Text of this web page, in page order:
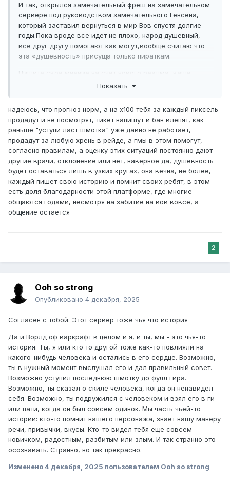
И так, открылся замечательный фреш на замечательном
сервере под руководством замечательного Генсена,
который заставил вернуться в мир Вов спустя долгие
годы.Пока вроде все идет не плохо, народ душевный,
все друг другу помогают как могут,вообще считаю что
эта «душевность» присуща только пираткам.
Пишите свое мнение на счет нового реалма, ваше
впечетление со старта и дальнейшие теории, прогнозы,
А так же хотелось бы выслушать мнение на счет тех, кто
пвешит на х100 - считается ли это отклонением по
здоровью? Или тех, кто играет 2с с друидами - они тоже
«особенные»?
Показать
надеюсь, что прогноз норм, а на х100 тебя за каждый пиксель
продадут и не посмотрят, тикет напишут и бан влепят, как
раньше "уступи ласт шмотка" уже давно не работает,
продадут за любую хрень в рейде, а гмы в этом помогут,
согласно правилам, а оценку этих ситуаций постоянно дают
другие врачи, отклонение или нет, наверное да, душевность
будет оставаться лишь в узких кругах, она вечна, не более,
каждый пишет свою историю и помнит своих ребят, в этом
есть доля благодарности этой платформе, где многие
общаются годами, несмотря на забитие на вов вовсе, а
общение остаётся
2
Ooh so strong
Опубликовано 4 декабря, 2025
Согласен с тобой. Этот сервер тоже чья что история
Да и Ворлд оф варкрафт в целом и я, и ты, мы - это чья-то
история. Ты, я или кто то другой тоже как-то повлияли на
какого-нибудь человека и остались в его сердце. Возможно,
ты в нужный момент выслушал его и дал правильный совет.
Возможно уступил последнюю шмотку до фулл гира.
Возможно, ты сказал о скиле человека, когда он ненавидел
себя. Возможно, ты подружился с человеком и взял его в ги
или пати, когда он был совсем одинок. Мы часть чьей-то
истории: кто-то помнит нашего персонажа, знает нашу манеру
речи, привычки, вкусы. Кто-то видел тебя еще совсем
новичком, радостным, разбитым или злым. И так странно это
осознавать. Странно, но так прекрасно.
Изменено4 декабря, 2025 пользователем Ooh so strong